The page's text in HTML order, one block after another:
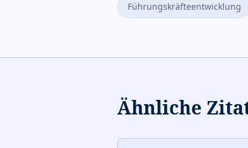
Führungskräfteentwicklung
Ähnliche